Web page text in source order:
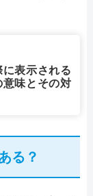
表示される
意味とその対
る？